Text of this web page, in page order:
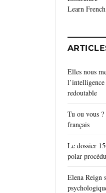
Learn French
Elles nous
redoutable
Tu ou vous
français
Le dossier
polar
Elena Reign